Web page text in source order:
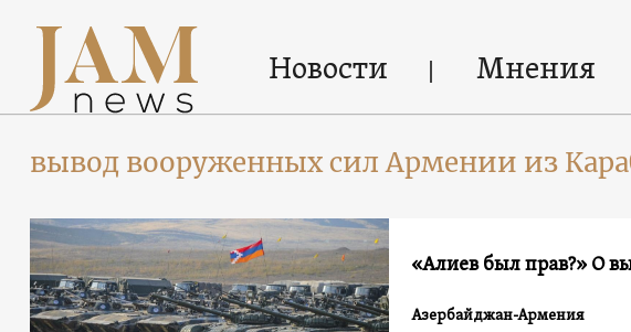
Новости Мнения
вывод вооруженных сил Армении из
«Алиев был прав?» О
Азербайджан-Армения